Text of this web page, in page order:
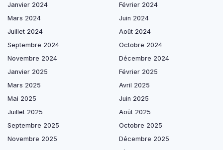
Janvier 2024
Février 2024
Mars 2024
Juin 2024
Juillet 2024
Août 2024
Septembre 2024
Octobre 2024
Novembre 2024
Décembre 2024
Janvier 2025
Février 2025
Mars 2025
Avril 2025
Mai 2025
Juin 2025
Juillet 2025
Août 2025
Septembre 2025
Octobre 2025
Novembre 2025
Décembre 2025